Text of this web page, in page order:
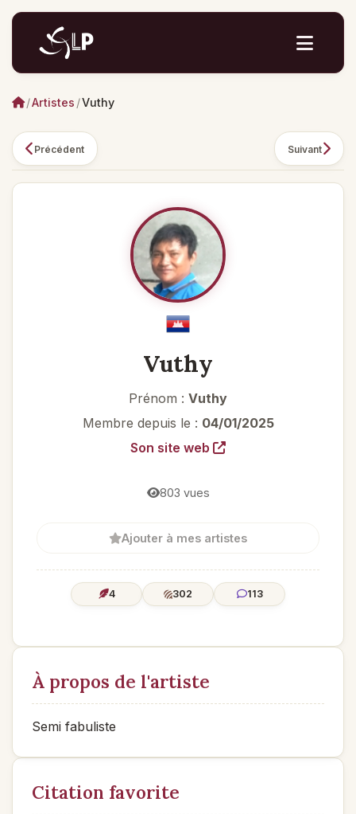
/Artistes /Vuthy
Précédent Suivant
Vuthy
Prénom : Vuthy
Membre depuis le : 04/01/2025
Son site web
803 vues
Ajouter à mes artistes
4 302 113
À propos de l'artiste
Semi fabuliste
Citation favorite